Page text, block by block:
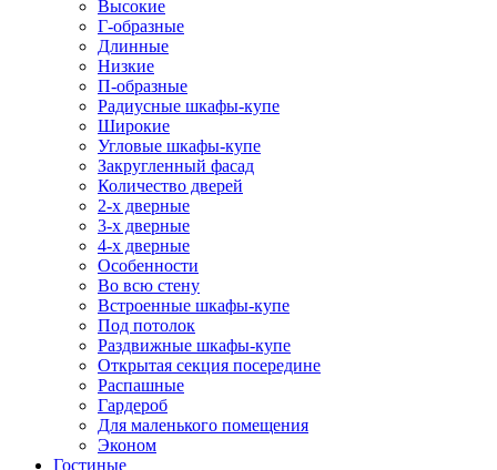
Высокие
Г-образные
Длинные
Низкие
П-образные
Радиусные шкафы-купе
Широкие
Угловые шкафы-купе
Закругленный фасад
Количество дверей
2-х дверные
3-х дверные
4-х дверные
Особенности
Во всю стену
Встроенные шкафы-купе
Под потолок
Раздвижные шкафы-купе
Открытая секция посередине
Распашные
Гардероб
Для маленького помещения
Эконом
Гостиные